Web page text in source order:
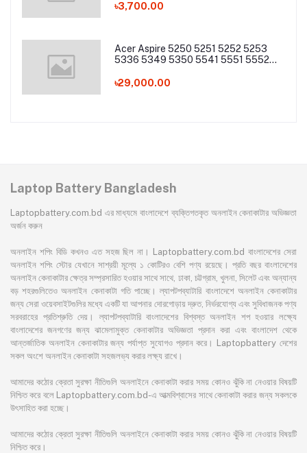
৳3,700.00
Acer Aspire 5250 5251 5252 5253
5336 5349 5350 5541 5551 5552
5745 5749 5750 5755 5760 7251
৳29,000.00
Laptop Battery Bangladesh
Laptopbattery.com.bd এর মাধ্যমে বাংলাদেশে ব্যক্তিগতকৃত অনলাইন কেনাকাটার অভিজ্ঞতা
অর্জন করুন
অনলাইন শপিং বিডি কখনও এত সহজ ছিল না। Laptopbattery.com.bd বাংলাদেশের সেরা
অনলাইন শপিং স্টোর যেখানে সাশ্রয়ী মূল্যে ১ কোটিরও বেশি পণ্য রয়েছে। প্রতি বছর বাংলাদেশের
অনলাইন কেনাকাটার ক্ষেত্র সম্প্রসারিত হওয়ার সাথে সাথে, ঢাকা, চট্টগ্রাম, খুলনা, সিলেট এবং অন্যান্য
বড় শহরগুলিতেও অনলাইন কেনাকাটা গতি পাচ্ছে। ল্যাপটপব্যাটারি বাংলাদেশে অনলাইন কেনাকাটার
জন্য সেরা ওয়েবসাইটগুলির মধ্যে একটি যা আপনার দোরগোড়ায় দ্রুত, নির্ভরযোগ্য এবং সুবিধাজনক পণ্য
সরবরাহের প্রতিশ্রুতি দেয়। ল্যাপটপব্যাটারি বাংলাদেশের বিশ্বস্ত অনলাইন শপ হওয়ার লক্ষ্যে
বাংলাদেশের জনগণের জন্য ঝামেলামুক্ত কেনাকাটার অভিজ্ঞতা প্রদান করা এবং বাংলাদেশ থেকে
আন্তর্জাতিক অনলাইন কেনাকাটার জন্য পর্যাপ্ত সুযোগও প্রদান করে। Laptopbattery দেশের
সকল অংশে অনলাইন কেনাকাটা সহজলভ্য করার লক্ষ্য রাখে।
আমাদের কঠোর ক্রেতা সুরক্ষা নীতিগুলি অনলাইনে কেনাকাটা করার সময় কোনও ঝুঁকি না নেওয়ার বিষয়টি
নিশ্চিত করে বলে Laptopbattery.com.bd-এ আত্মবিশ্বাসের সাথে কেনাকাটা করার জন্য সকলকে
উৎসাহিত করা হচ্ছে।
আমাদের কঠোর ক্রেতা সুরক্ষা নীতিগুলি অনলাইনে কেনাকাটা করার সময় কোনও ঝুঁকি না নেওয়ার বিষয়টি
নিশ্চিত করে।